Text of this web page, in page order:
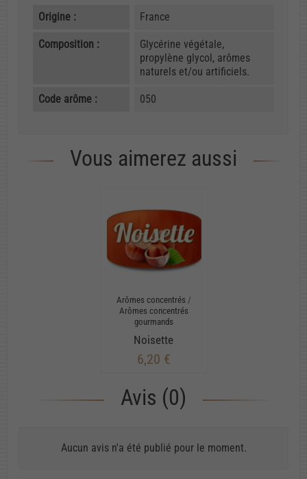
Origine : France
Composition :
Glycérine végétale,
propylène glycol, arômes
naturels et/ou artificiels.
Code arôme : 050
Vous aimerez aussi
Arômes concentrés /
Arômes concentrés
gourmands
Noisette
6,20 €
Avis (0)
Aucun avis n'a été publié pour le moment.